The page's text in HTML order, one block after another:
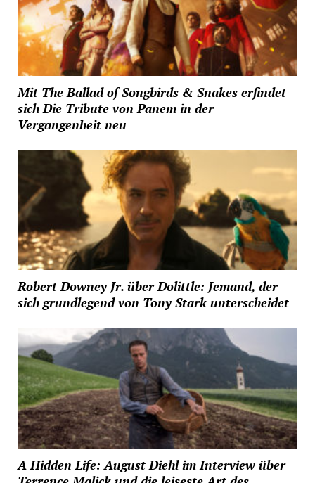
Mit The Ballad of Songbirds & Snakes erfindet
sich Die Tribute von Panem in der
Vergangenheit neu
Robert Downey Jr. über Dolittle: Jemand, der
sich grundlegend von Tony Stark unterscheidet
A Hidden Life: August Diehl im Interview über